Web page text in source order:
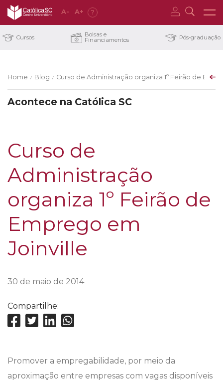
A- A+ ?
Cursos Bolsas e
Financiamentos Pós-graduação
Home / Blog / Curso de Administração organiza 1º Feirão de
Acontece na Católica SC
Curso de
Administração
organiza 1º Feirão de
Emprego em
Joinville
30 de maio de 2014
Compartilhe:
Promover a empregabilidade, por meio da
aproximação entre empresas com vagas disponíveis